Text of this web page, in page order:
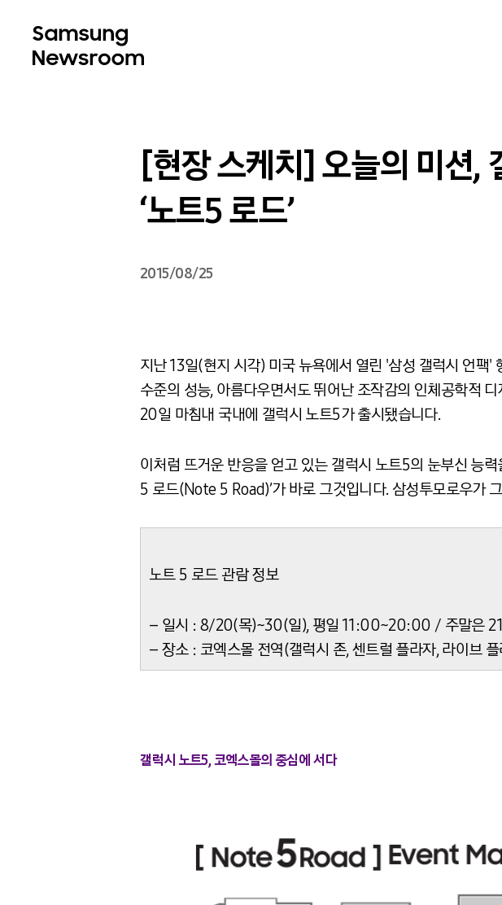
[현장 스케치] 오늘의 미션,
‘노트5 로드’
2015/08/25
지난 13일(현지 시각) 미국 뉴욕에서 열린 '삼성 갤럭시 언
수준의 성능, 아름다우면서도 뛰어난 조작감의 인체공학적
20일 마침내 국내에 갤럭시 노트5가 출시됐습니다.
이처럼 뜨거운 반응을 얻고 있는 갤럭시 노트5의 눈부신 능
5 로드(Note 5 Road)’가 바로 그것입니다. 삼성투모로우가
노트 5 로드 관람 정보
– 일시 : 8/20(목)~30(일), 평일 11:00~20:00 / 주말은
– 장소 : 코엑스몰 전역(갤럭시 존, 센트럴 플라자, 라이브
갤럭시 노트5, 코엑스몰의 중심에 서다